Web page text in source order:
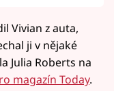
Vivian z auta,
ji v nějaké
Julia Roberts na
magazín Today.